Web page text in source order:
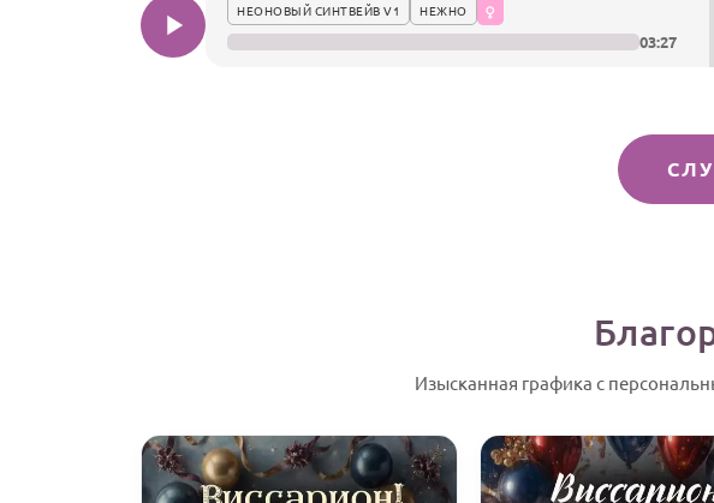
НЕОНОВЫЙ СИНТВЕЙВ V1 НЕЖНО
03:27
Изысканная графика с